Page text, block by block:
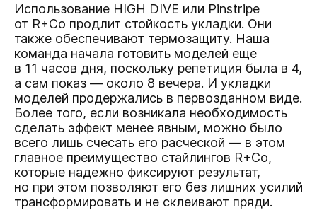
Использование HIGH DIVE или Pinstripe
от R+Co продлит стойкость укладки. Они
также обеспечивают термозащиту. Наша
команда начала готовить моделей еще
в 11 часов дня, поскольку репетиция была в 4,
а сам показ — около 8 вечера. И укладки
моделей продержались в первозданном виде.
Более того, если возникала необходимость
сделать эффект менее явным, можно было
всего лишь счесать его расческой — в этом
главное преимущество стайлингов R+Co,
которые надежно фиксируют результат,
но при этом позволяют его без лишних усилий
трансформировать и не склеивают пряди.